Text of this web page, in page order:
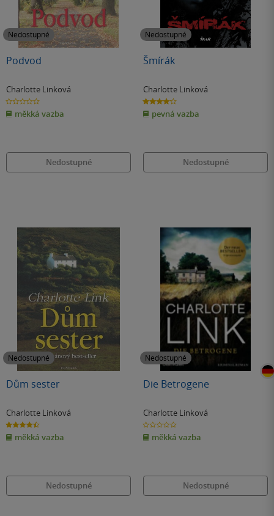
Nedostupné
Podvod
Charlotte Linková
0.0
z
5
hvězdiček
měkká vazba
Nedostupné
Nedostupné
Šmírák
Charlotte Linková
4.1
z
5
hvězdiček
pevná vazba
Nedostupné
Nedostupné
Dům sester
Charlotte Linková
4.5
z
5
hvězdiček
měkká vazba
Nedostupné
Nedostupné
Die Betrogene
Charlotte Linková
0.0
z
5
hvězdiček
měkká vazba
Nedostupné